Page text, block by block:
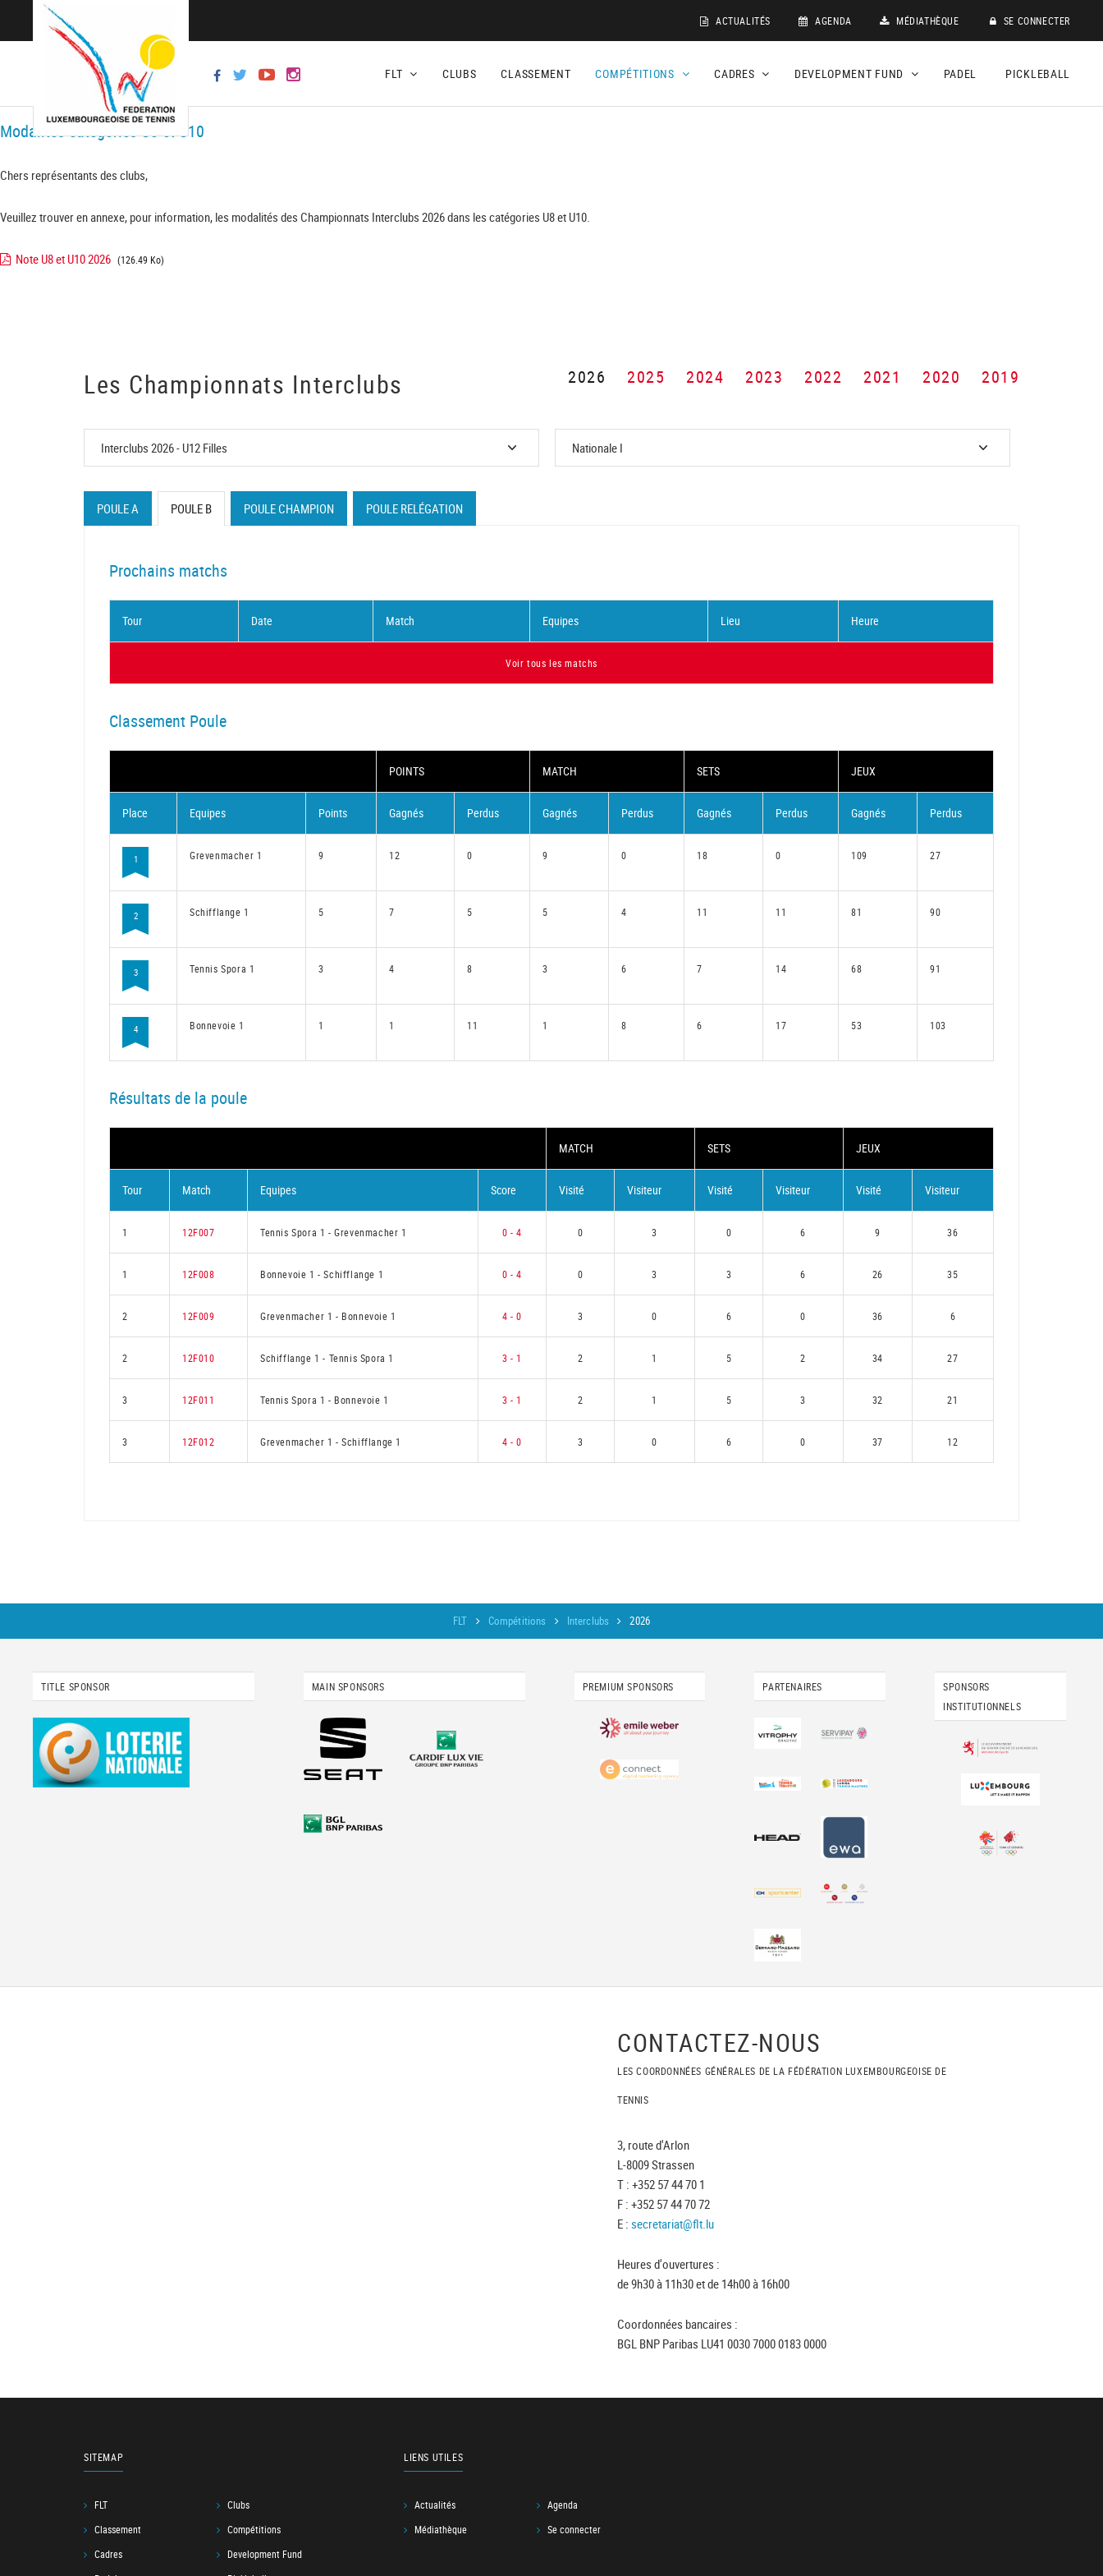
ACTUALITÉS AGENDA MÉDIATHÈQUE SE CONNECTER
FLT CLUBS CLASSEMENT COMPÉTITIONS CADRES DEVELOPMENT FUND PADEL PICKLEBALL
Modalités catégories U8 et U10
Chers représentants des clubs,
Veuillez trouver en annexe, pour information, les modalités des Championnats Interclubs 2026 dans les catégories U8 et U10.
Note U8 et U10 2026 (126.49 Ko)
Les Championnats Interclubs 2026 2025 2024 2023 2022 2021 2020 2019
POULE A POULE B POULE CHAMPION POULE RELÉGATION
Prochains matchs
Tour Date Match Equipes Lieu Heure
Voir tous les matchs
Classement Poule
POINTS MATCH SETS JEUX
Place Equipes Points Gagnés Perdus Gagnés Perdus Gagnés Perdus Gagnés Perdus
1 Grevenmacher 1 9 12 0 9 0 18 0 109 27
2 Schifflange 1 5 7 5 5 4 11 11 81 90
3 Tennis Spora 1 3 4 8 3 6 7 14 68 91
4 Bonnevoie 1 1 1 11 1 8 6 17 53 103
Résultats de la poule
MATCH SETS JEUX
Tour Match Equipes Score Visité Visiteur Visité Visiteur Visité Visiteur
1 12F007 Tennis Spora 1 -Grevenmacher 1 0 - 4 0 3 0 6 9 36
1 12F008 Bonnevoie 1-Schifflange 1 0 - 4 0 3 3 6 26 35
2 12F009 Grevenmacher 1 - Bonnevoie 1 4 - 0 3 0 6 0 36 6
2 12F010 Schifflange 1- Tennis Spora 1 3 - 1 2 1 5 2 34 27
3 12F011 Tennis Spora 1 - Bonnevoie 1 3 - 1 2 1 5 3 32 21
3 12F012 Grevenmacher 1 -Schifflange 1 4 - 0 3 0 6 0 37 12
FLT Compétitions Interclubs 2026
TITLE SPONSOR MAIN SPONSORS PREMIUM SPONSORS PARTENAIRES
SPONSORS
INSTITUTIONNELS
CONTACTEZ-NOUS
LES COORDONNÉES GÉNÉRALES DE LA FÉDÉRATION LUXEMBOURGEOISE DE
TENNIS
3, route d'Arlon
L-8009 Strassen
T : +352 57 44 70 1
F : +352 57 44 70 72
E : secretariat@flt.lu
Heures d'ouvertures :
de 9h30 à 11h30 et de 14h00 à 16h00
Coordonnées bancaires :
BGL BNP Paribas LU41 0030 7000 0183 0000
SITEMAP
FLT
Clubs
Classement
Compétitions
Cadres
Development Fund
LIENS UTILES
Actualités
Agenda
Médiathèque
Se connecter